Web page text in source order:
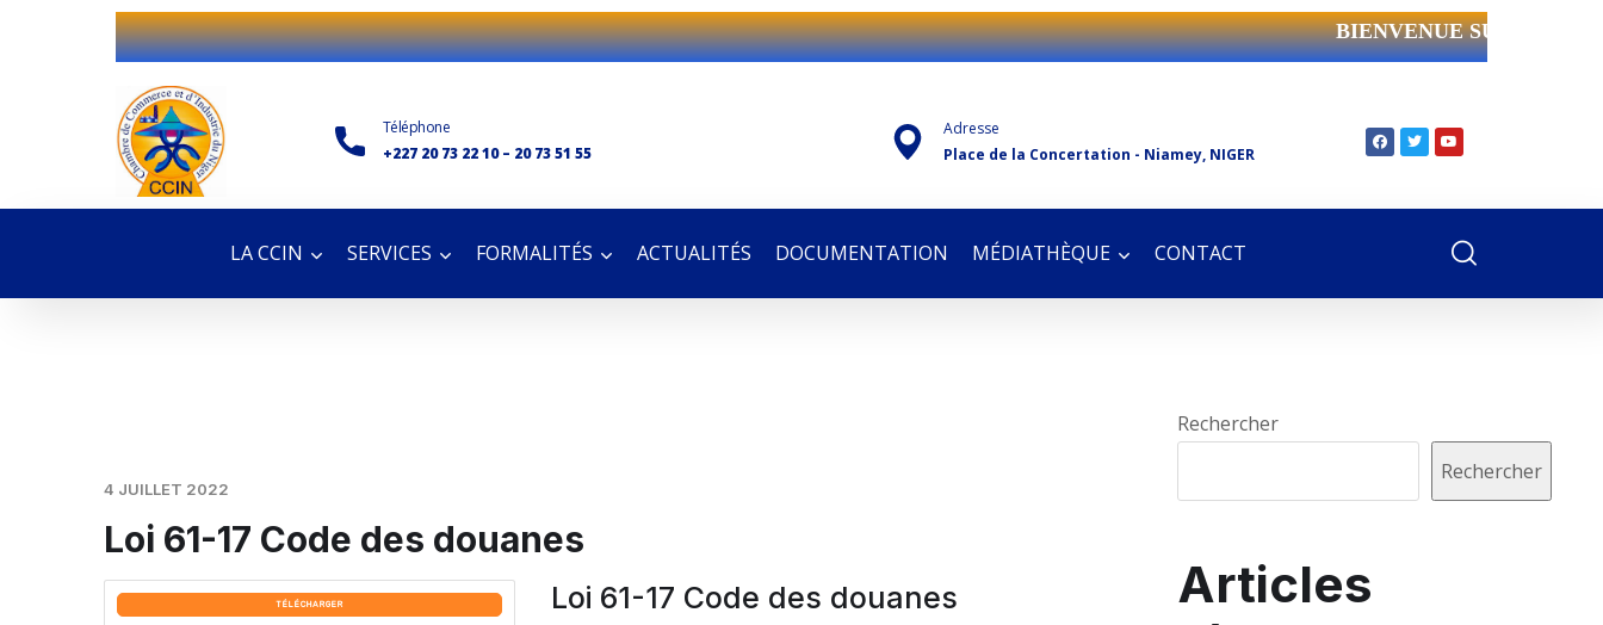
BIENVENUE SUR LE
Téléphone
+227 20 73 22 10 – 20 73 51 55
Adresse
Place de la Concertation - Niamey, NIGER
LA CCIN SERVICES FORMALITÉS ACTUALITÉS DOCUMENTATION MÉDIATHÈQUE CONTACT
4 JUILLET 2022
Loi 61-17 Code des douanes
TÉLÉCHARGER Loi 61-17 Code des douanes
Rechercher
Rechercher
Articles